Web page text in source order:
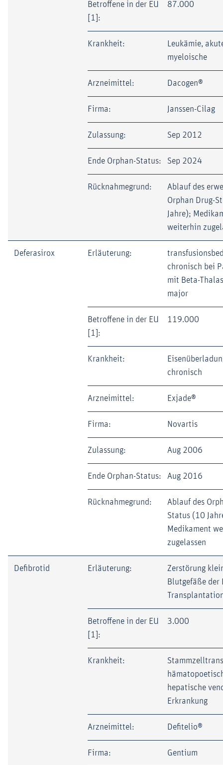
Betroffene in der EU
[1]:
87.000
Krankheit:
Leukämie,
myeloische
Arzneimittel: Dacogen®
Firma: Janssen-Cilag
Zulassung: Sep 2012
Ende Orphan-Status: Sep 2024
Rücknahmegrund:
Ablauf des
Orphan Drug-
Jahre);
weiterhin
Deferasirox Erläuterung:
chronisch bei
mit Beta-
major
Betroffene in der EU
[1]:
119.000
Krankheit:
chronisch
Arzneimittel: Exjade®
Firma: Novartis
Zulassung: Aug 2006
Ende Orphan-Status: Aug 2016
Rücknahmegrund:
Ablauf des
Status (10
Medikament
zugelassen
Defibrotid Erläuterung:
Zerstörung
Blutgefäße der
Betroffene in der EU
[1]:
3.000
Krankheit:
hepatische
Erkrankung
Arzneimittel: Defitelio®
Firma: Gentium